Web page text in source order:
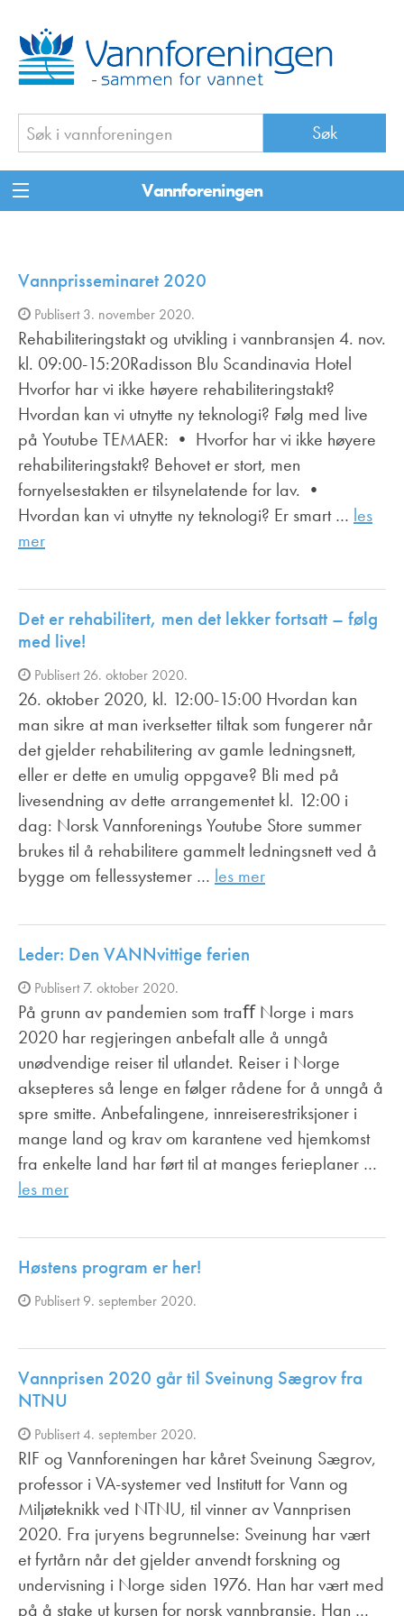
Vannforeningen
Vannprisseminaret 2020
Publisert 3. november 2020.
Rehabiliteringstakt og utvikling i vannbransjen 4. nov.
kl. 09:00-15:20Radisson Blu Scandinavia Hotel
Hvorfor har vi ikke høyere rehabiliteringstakt?
Hvordan kan vi utnytte ny teknologi? Følg med live
på Youtube TEMAER: • Hvorfor har vi ikke høyere
rehabiliteringstakt? Behovet er stort, men
fornyelsestakten er tilsynelatende for lav. •
Hvordan kan vi utnytte ny teknologi? Er smart … les
mer
Det er rehabilitert, men det lekker fortsatt – følg
med live!
Publisert 26. oktober 2020.
26. oktober 2020, kl. 12:00-15:00 Hvordan kan
man sikre at man iverksetter tiltak som fungerer når
det gjelder rehabilitering av gamle ledningsnett,
eller er dette en umulig oppgave? Bli med på
livesendning av dette arrangementet kl. 12:00 i
dag: Norsk Vannforenings Youtube Store summer
brukes til å rehabilitere gammelt ledningsnett ved å
bygge om fellessystemer … les mer
Leder: Den VANNvittige ferien
Publisert 7. oktober 2020.
På grunn av pandemien som traﬀ Norge i mars
2020 har regjeringen anbefalt alle å unngå
unødvendige reiser til utlandet. Reiser i Norge
aksepteres så lenge en følger rådene for å unngå å
spre smitte. Anbefalingene, innreiserestriksjoner i
mange land og krav om karantene ved hjemkomst
fra enkelte land har ført til at manges ferieplaner …
les mer
Høstens program er her!
Publisert 9. september 2020.
Vannprisen 2020 går til Sveinung Sægrov fra
NTNU
Publisert 4. september 2020.
RIF og Vannforeningen har kåret Sveinung Sægrov,
professor i VA-systemer ved Institutt for Vann og
Miljøteknikk ved NTNU, til vinner av Vannprisen
2020. Fra juryens begrunnelse: Sveinung har vært
et fyrtårn når det gjelder anvendt forskning og
undervisning i Norge siden 1976. Han har vært med
på å stake ut kursen for norsk vannbransje. Han …